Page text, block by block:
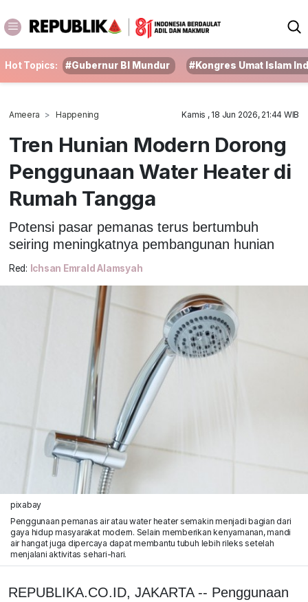
Hot Topics: #Gubernur BI Mundur #Kongres Umat Islam
Ameera Happening Kamis , 18 Jun 2026, 21:44 WIB
Tren Hunian Modern Dorong
Penggunaan Water Heater di
Rumah Tangga
Potensi pasar pemanas terus bertumbuh
seiring meningkatnya pembangunan hunian
Red: Ichsan Emrald Alamsyah
pixabay
Penggunaan pemanas air atau water heater semakin menjadi bagian dari
gaya hidup masyarakat modern. Selain memberikan kenyamanan, mandi
air hangat juga dipercaya dapat membantu tubuh lebih rileks setelah
menjalani aktivitas sehari-hari.
REPUBLIKA.CO.ID, JAKARTA -- Penggunaan